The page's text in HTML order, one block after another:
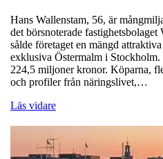
Hans Wallenstam, 56, är
det börsnoterade
sålde företaget en mängd
exklusiva Östermalm i
224,5 miljoner kronor. Köparna,
och profiler från näringslivet,…
Läs vidare